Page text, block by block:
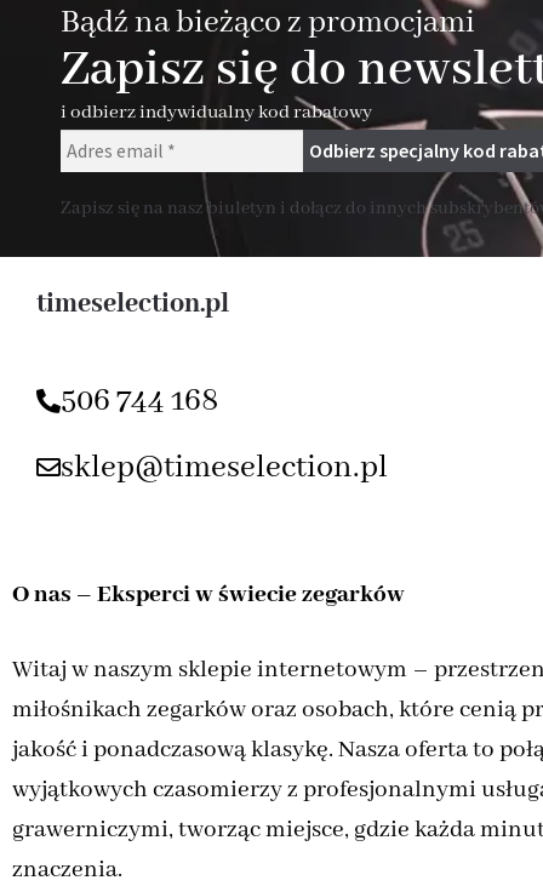
Bądź na bieżąco z promocjami
Zapisz się do
i odbierz indywidualny kod rabatowy
Zapisz się na nasz biuletyn i dołącz do innych
timeselection.pl
506 744 168
sklep@timeselection.pl
O nas – Eksperci w świecie zegarków
Witaj w naszym sklepie internetowym –
miłośnikach zegarków oraz osobach, które cenią
jakość i ponadczasową klasykę. Nasza oferta to
wyjątkowych czasomierzy z profesjonalnymi
grawerniczymi, tworząc miejsce, gdzie każda
znaczenia.